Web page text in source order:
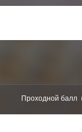
Проходной балл